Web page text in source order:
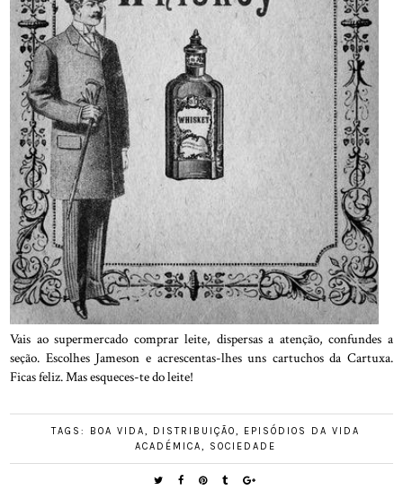
Vais ao supermercado comprar leite, dispersas a atenção, confundes a
seção. Escolhes Jameson e acrescentas-lhes uns cartuchos da Cartuxa.
Ficas feliz. Mas esqueces-te do leite!
TAGS: BOA VIDA, DISTRIBUIÇÃO,
EPISÓDIOS DA VIDA
ACADÉMICA, SOCIEDADE